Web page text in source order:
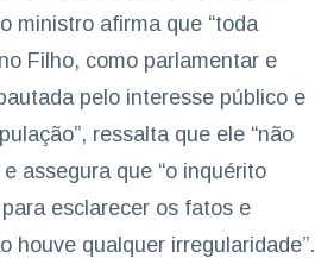
ministro afirma que “toda
Filho, como parlamentar e
pelo interesse público e
ressalta que ele “não
assegura que “o inquérito
esclarecer os fatos e
houve qualquer irregularidade”.